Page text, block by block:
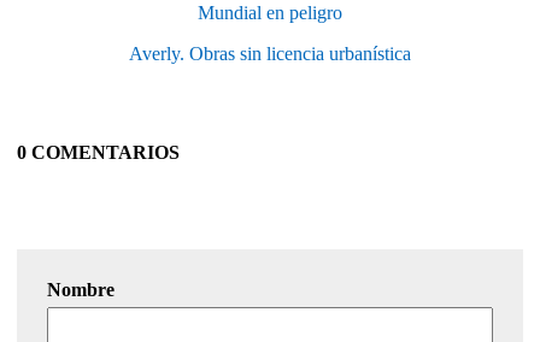
Mundial en peligro
Averly. Obras sin licencia urbanística
0 COMENTARIOS
Nombre